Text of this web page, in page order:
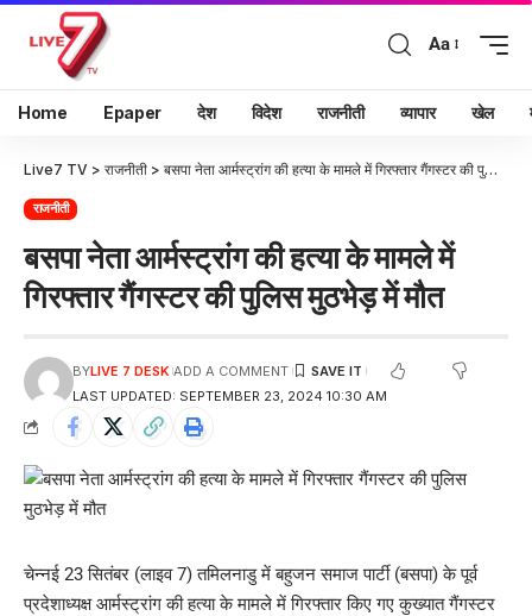
Aa
Home Epaper देश विदेश राजनीती व्यापार खेल
Live7 TV > राजनीती > बसपा नेता आर्मस्ट्रांग की हत्या के मामले में गिरफ्तार गैंगस्टर की पुलिस मुठभेड़ में मौत
राजनीती
बसपा नेता आर्मस्ट्रांग की हत्या के मामले में
गिरफ्तार गैंगस्टर की पुलिस मुठभेड़ में मौत
LAST UPDATED: SEPTEMBER 23, 2024 10:30 AM
BYLIVE 7 DESK ADD A COMMENT
चेन्नई 23 सितंबर (लाइव 7) तमिलनाडु में बहुजन समाज पार्टी (बसपा) के पूर्व
प्रदेशाध्यक्ष आर्मस्ट्रांग की हत्या के मामले में गिरफ्तार किए गए कुख्यात गैंगस्टर